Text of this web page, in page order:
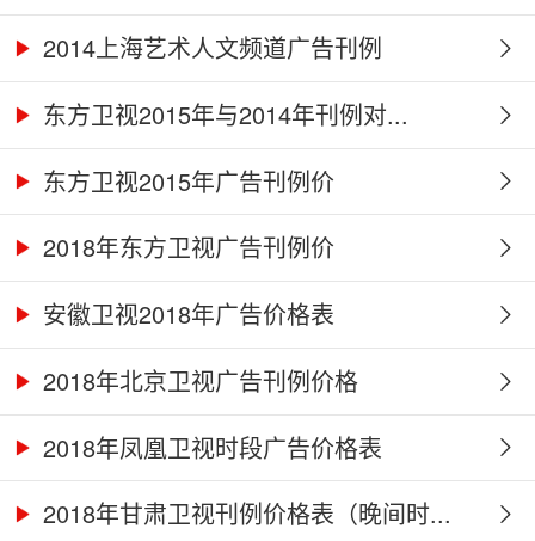
2014上海艺术人文频道广告刊例
东方卫视2015年与2014年刊例对...
东方卫视2015年广告刊例价
2018年东方卫视广告刊例价
安徽卫视2018年广告价格表
2018年北京卫视广告刊例价格
2018年凤凰卫视时段广告价格表
2018年甘肃卫视刊例价格表（晚间时...